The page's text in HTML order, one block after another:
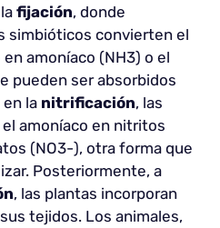
fijación, donde
simbióticos convierten el
amoníaco (NH3) o el
pueden ser absorbidos
la nitrificación, las
amoníaco en nitritos
(NO3-), otra forma que
Posteriormente, a
, las plantas incorporan
tejidos. Los animales,